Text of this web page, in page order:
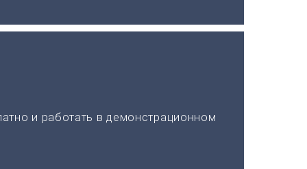
и работать в демонстрационном